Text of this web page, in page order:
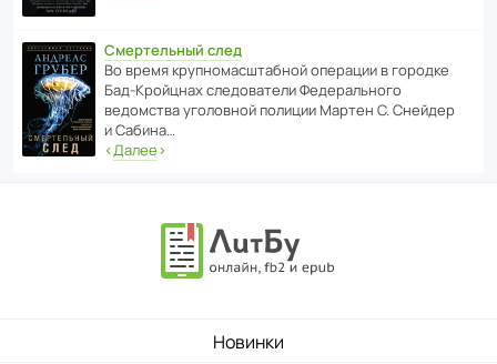
Смертельный след
Во время круп­но­мас­ш­та­бной операции в городке
Бад‑Крой­цнах следо­ва­тели Феде­раль­ного
ведомства уголо­вной полиции Мартен С. Снейдер
и Сабина…
‹Далее›
Новинки